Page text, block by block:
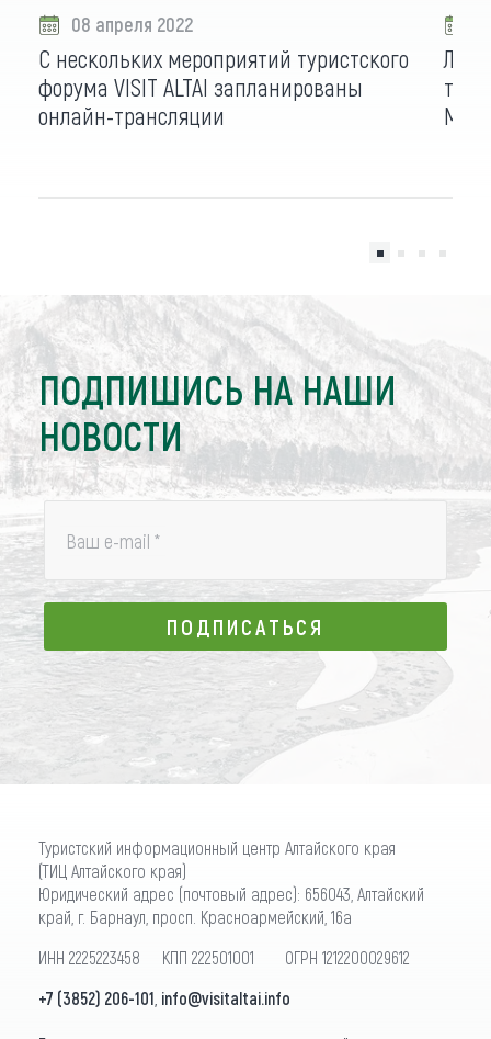
08 апреля 2022
С нескольких мероприятий туристского
форума VISIT ALTAI запланированы
онлайн-трансляции
ПОДПИШИСЬ НА НАШИ
НОВОСТИ
Ваш e-mail *
ПОДПИСАТЬСЯ
ПОДПИСАТЬСЯ
Туристский информационный центр Алтайского края
(ТИЦ Алтайского края)
Юридический адрес (почтовый адрес): 656043, Алтайский
край, г. Барнаул, просп. Красноармейский, 16а
ИНН 2225223458 КПП 222501001 ОГРН 1212200029612
+7 (3852) 206-101 info@visitaltai.info